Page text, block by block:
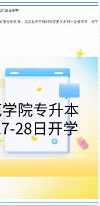
28日开学
要仔细查看，尤其是开学报到所需要的材料一定要带齐，开学